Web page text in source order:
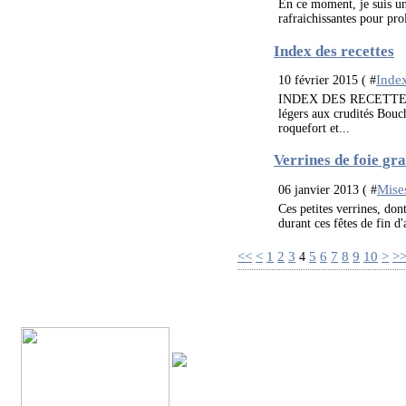
En ce moment, je suis
rafraichissantes pour
Index des recettes
10 février 2015 ( #
INDEX DES
légers aux crudités
roquefort et...
Verrines de foie
06 janvier 2013 ( #
Ces petites verrines,
durant ces fêtes de fin
<< < 1 2 3 4 5 6 7 8 9 10 >